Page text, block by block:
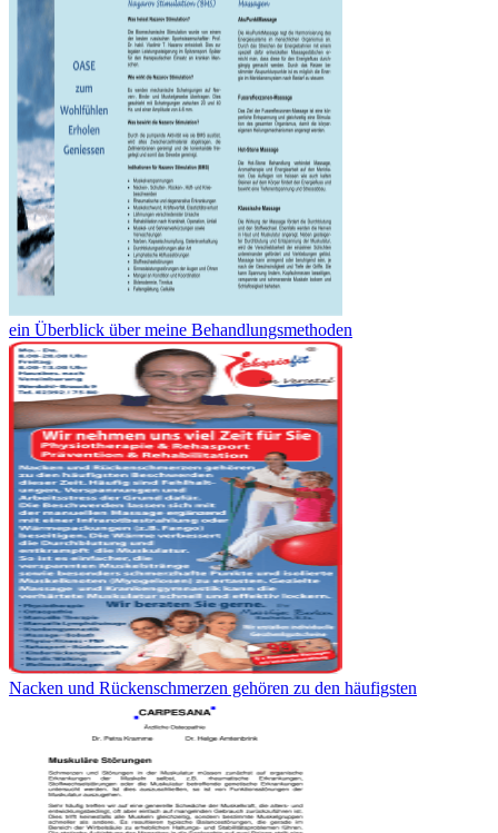
ein Überblick über meine Behandlungsmethoden
Nacken und Rückenschmerzen gehören zu den häufigsten